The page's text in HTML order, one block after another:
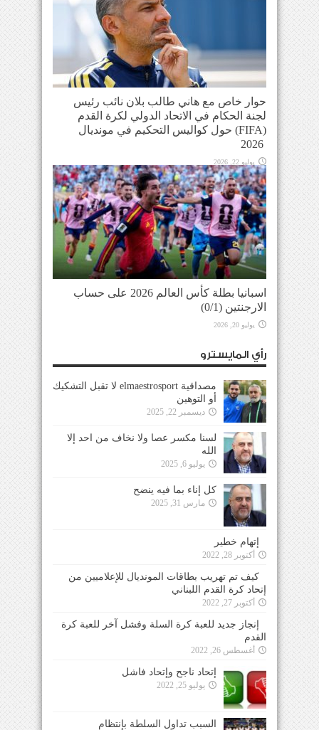
حوار خاص مع هاني طالب بلان نائب رئيس
لجنة الحكام في الاتحاد الدولي لكرة القدم
(FIFA) حول كواليس التحكيم في مونديال
يوليو 22, 2026
اسبانيا بطلة كأس العالم 2026 على حساب
الارجنتين (0/1)
يوليو 20, 2026
رأي المايسترو
مصداقية elmaestrosport لا تقبل التشكيك
أو التوهين
ديسمبر 22, 2025
لسنا مكسر عصا ولا نخاف من احد إلا
الله
يوليو 6, 2025
كل إناء بما فيه ينضح
مارس 31, 2025
إتهام خطير
أكتوبر 28, 2022
كيف تم تهريب بطاقات المونديال للإعلاميين من
إتحاد كرة القدم اللبناني
أكتوبر 27, 2022
إنجاز جديد للعبة كرة السلة وفشل آخر للعبة كرة
القدم
أغسطس 26, 2022
إتحاد ناجح وإتحاد فاشل
يوليو 25, 2022
السبب تداول السلطة بإنتظام